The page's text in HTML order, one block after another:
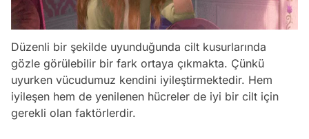
Düzenli bir şekilde uyunduğunda cilt kusurlarında
gözle görülebilir bir fark ortaya çıkmakta. Çünkü
uyurken vücudumuz kendini iyileştirmektedir. Hem
iyileşen hem de yenilenen hücreler de iyi bir cilt için
gerekli olan faktörlerdir.